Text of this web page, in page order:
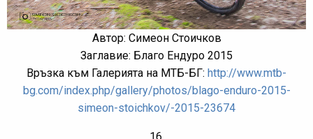
Автор: Симеон Стоичков
Заглавие: Благо Ендуро 2015
Връзка към Галерията на МТБ-БГ: http://www.mtb-
bg.com/index.php/gallery/photos/blago-enduro-2015-
simeon-stoichkov/-2015-23674